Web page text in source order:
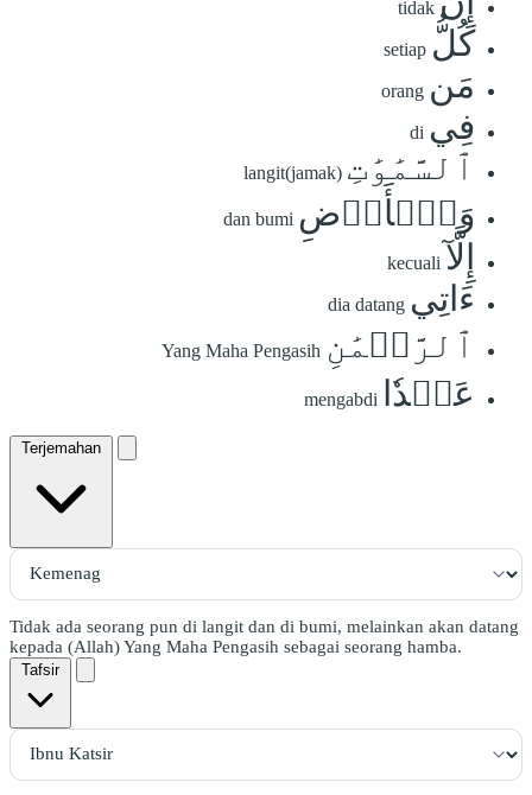
tidak
كُلُّ setiap
مَن orang
فِي di
ٱلسَّمَٰوَٰتِ langit(jamak)
وَٱلۡأَرۡضِ dan bumi
إِلَّآ kecuali
ءَاتِي dia datang
ٱلرَّحۡمَٰنِ Yang Maha Pengasih
عَبۡدٗا mengabdi
Terjemahan
Tidak ada seorang pun di langit dan di bumi, melainkan akan datang
kepada (Allah) Yang Maha Pengasih sebagai seorang hamba.
Tafsir